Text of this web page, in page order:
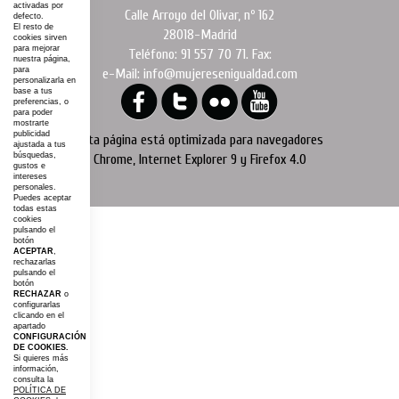
Calle Arroyo del Olivar, nº 162
28018-Madrid
Teléfono: 91 557 70 71. Fax:
e-Mail: info@mujeresenigualdad.com
Esta página está optimizada para navegadores
Chrome, Internet Explorer 9 y Firefox 4.0
activadas por
defecto.
El resto de
cookies sirven
para mejorar
nuestra página,
para
personalizarla en
base a tus
preferencias, o
para poder
mostrarte
publicidad
ajustada a tus
búsquedas,
gustos e
intereses
personales.
Puedes aceptar
todas estas
cookies
pulsando el
botón
ACEPTAR,
rechazarlas
pulsando el
botón
RECHAZAR o
configurarlas
clicando en el
apartado
CONFIGURACIÓN
DE COOKIES.
Si quieres más
información,
consulta la
POLÍTICA DE